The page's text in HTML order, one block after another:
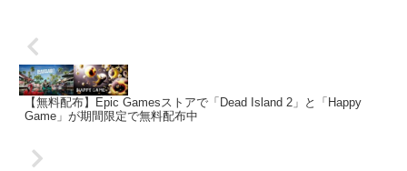
【無料配布】Epic Gamesストアで「Dead Island 2」と「Happy
Game」が期間限定で無料配布中